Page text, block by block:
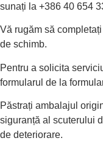
sunați la +386 40 654
Vă rugăm să
de schimb.
Pentru a solicita
formularul de la
Păstrați ambalajul
siguranță al scuterului
de deteriorare.